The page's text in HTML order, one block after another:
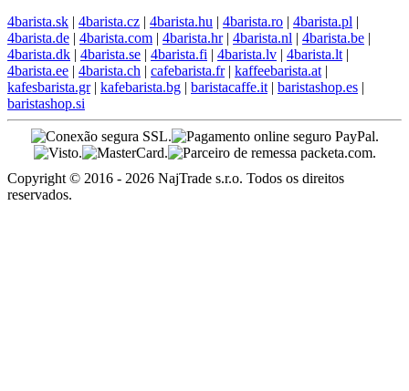
4barista.sk | 4barista.cz | 4barista.hu | 4barista.ro | 4barista.pl |
4barista.de | 4barista.com | 4barista.hr| 4barista.nl | 4barista.be |
4barista.dk | 4barista.se | 4barista.fi | 4barista.lv | 4barista.lt |
4barista.ee | 4barista.ch | cafebarista.fr| kaffeebarista.at |
kafesbarista.gr| kafebarista.bg | baristacaffe.it | baristashop.es |
baristashop.si
Copyright © 2016 - 2026 NajTrade s.r.o. Todos os direitos
reservados.